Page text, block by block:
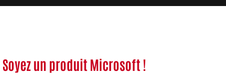
Soyez un produit Microsoft !